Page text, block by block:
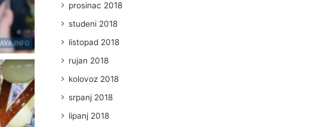
prosinac 2018
studeni 2018
listopad 2018
rujan 2018
kolovoz 2018
srpanj 2018
lipanj 2018